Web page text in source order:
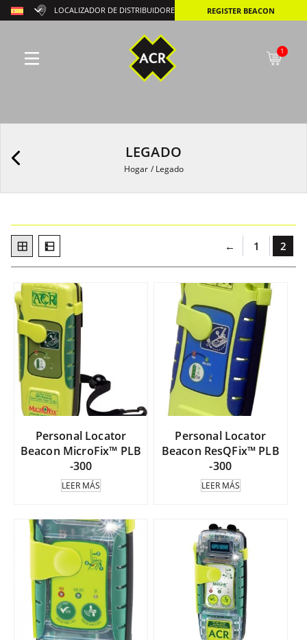
LEGADO
Hogar /Legado
← 1 2
Personal Locator
Beacon MicroFix™ PLB
-300
LEER MÁS
Personal Locator
Beacon ResQFix™ PLB
-300
LEER MÁS
1
LOCALIZADOR DE DISTRIBUIDORES REGISTER BEACON